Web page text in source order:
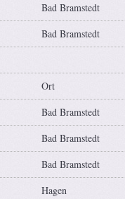
Bad Bramstedt
Bad Bramstedt
Ort
Bad Bramstedt
Bad Bramstedt
Bad Bramstedt
Hagen